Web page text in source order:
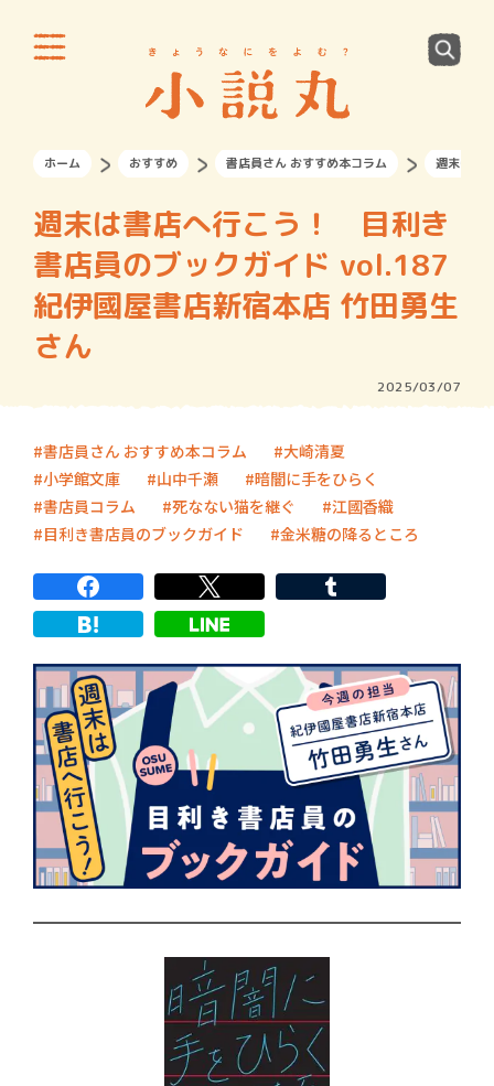
ホーム おすすめ 書店員さん おすすめ本コラム 週末は書
週末は書店へ行こう！ 目利き
書店員のブックガイド vol.187
紀伊國屋書店新宿本店 竹田勇生
さん
2025/03/07
書店員さん おすすめ本コラム
大崎清夏
小学館文庫
山中千瀬
暗闇に手をひらく
書店員コラム
死なない猫を継ぐ
江國香織
目利き書店員のブックガイド
金米糖の降るところ